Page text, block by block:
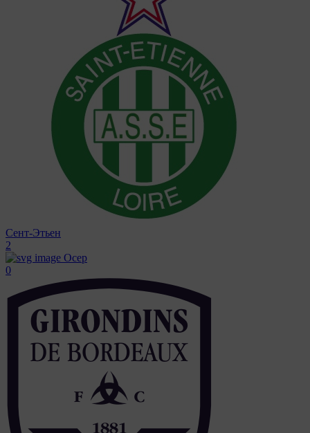
Сент-Этьен
2
Осер
0